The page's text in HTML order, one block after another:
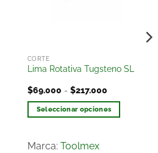
CORTE
Lima Rotativa Tugsteno SL
$69.000 - $217.000
Seleccionar opciones
Marca: Toolmex